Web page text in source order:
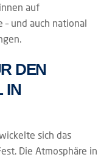
auf
und auch national
DEN
IN
sich das
Die Atmosphäre in